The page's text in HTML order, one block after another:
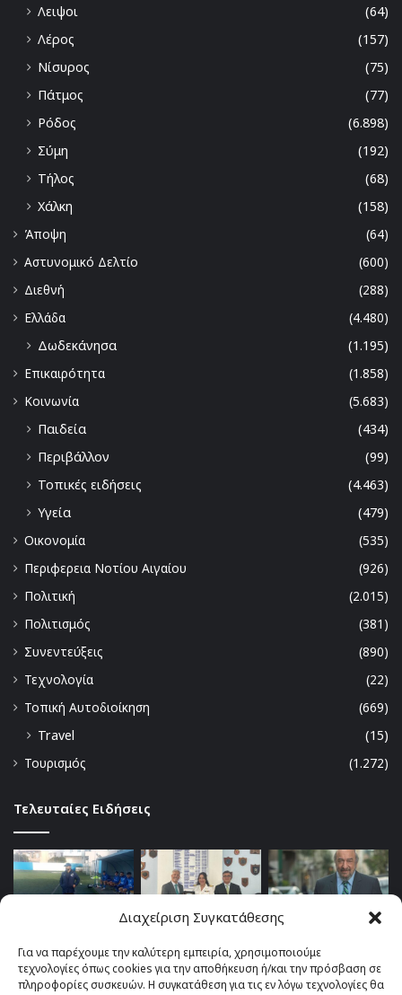
Διαχείριση Συγκατάθεσης
Για να παρέχουμε την καλύτερη εμπειρία, χρησιμοποιούμε
τεχνολογίες όπως cookies για την αποθήκευση ή/και την πρόσβαση σε
πληροφορίες συσκευών. Η συγκατάθεση για τις εν λόγω τεχνολογίες θα
Λειψοι
(64)
Λέρος
(157)
Νίσυρος
(75)
Πάτμος
(77)
Ρόδος
(6.898)
Σύμη
(192)
Τήλος
(68)
Χάλκη
(158)
Άποψη
(64)
Αστυνομικό Δελτίο
(600)
Διεθνή
(288)
Ελλάδα
(4.480)
Δωδεκάνησα
(1.195)
Επικαιρότητα
(1.858)
Κοινωνία
(5.683)
Παιδεία
(434)
Περιβάλλον
(99)
Τοπικές ειδήσεις
(4.463)
Υγεία
(479)
Οικονομία
(535)
Περιφερεια Νοτίου Αιγαίου
(926)
Πολιτική
(2.015)
Πολιτισμός
(381)
Συνεντεύξεις
(890)
Τεχνολογία
(22)
Τοπική Αυτοδιοίκηση
(669)
Travel
(15)
Τουρισμός
(1.272)
Τελευταίες Ειδήσεις